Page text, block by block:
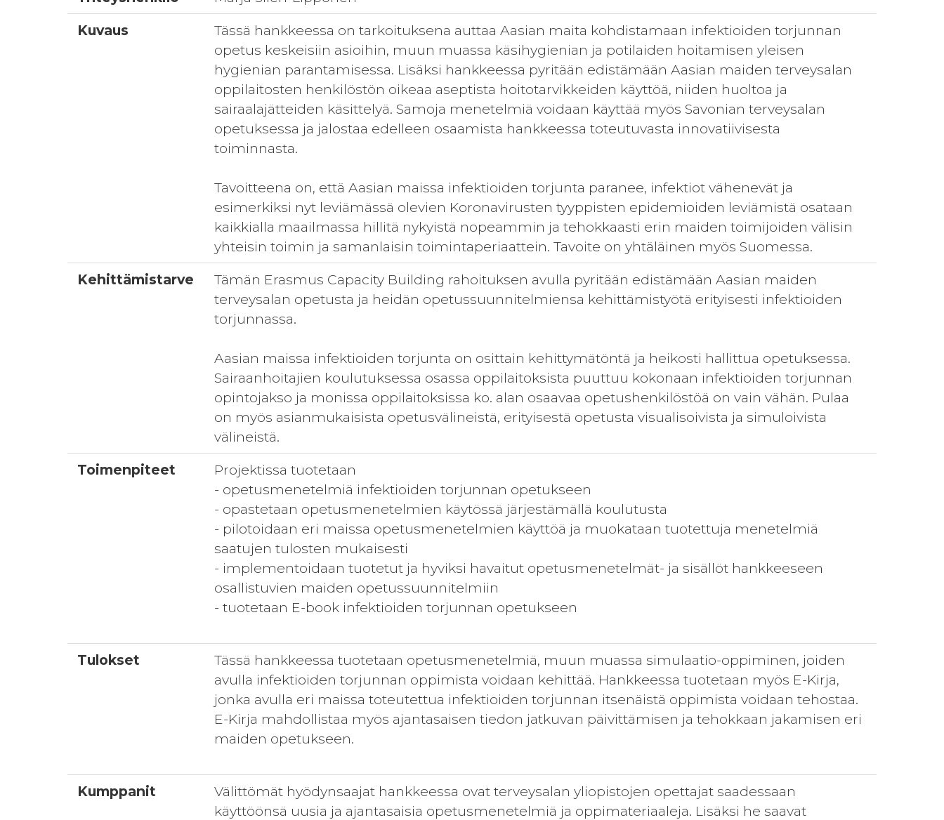
Kuvaus
Tässä hankkeessa on tarkoituksena auttaa Aasian maita kohdistamaan infektioiden torjunnan
opetus keskeisiin asioihin, muun muassa käsihygienian ja potilaiden hoitamisen yleisen
hygienian parantamisessa. Lisäksi hankkeessa pyritään edistämään Aasian maiden terveysalan
oppilaitosten henkilöstön oikeaa aseptista hoitotarvikkeiden käyttöä, niiden huoltoa ja
sairaalajätteiden käsittelyä. Samoja menetelmiä voidaan käyttää myös Savonian terveysalan
opetuksessa ja jalostaa edelleen osaamista hankkeessa toteutuvasta innovatiivisesta
toiminnasta.
Tavoitteena on, että Aasian maissa infektioiden torjunta paranee, infektiot vähenevät ja
esimerkiksi nyt leviämässä olevien Koronavirusten tyyppisten epidemioiden leviämistä osataan
kaikkialla maailmassa hillitä nykyistä nopeammin ja tehokkaasti erin maiden toimijoiden välisin
yhteisin toimin ja samanlaisin toimintaperiaattein. Tavoite on yhtäläinen myös Suomessa.
Kehittämistarve
Tämän Erasmus Capacity Building rahoituksen avulla pyritään edistämään Aasian maiden
terveysalan opetusta ja heidän opetussuunnitelmiensa kehittämistyötä erityisesti infektioiden
torjunnassa.
Aasian maissa infektioiden torjunta on osittain kehittymätöntä ja heikosti hallittua opetuksessa.
Sairaanhoitajien koulutuksessa osassa oppilaitoksista puuttuu kokonaan infektioiden torjunnan
opintojakso ja monissa oppilaitoksissa ko. alan osaavaa opetushenkilöstöä on vain vähän. Pulaa
on myös asianmukaisista opetusvälineistä, erityisestä opetusta visualisoivista ja simuloivista
välineistä.
Toimenpiteet
Projektissa tuotetaan
- opetusmenetelmiä infektioiden torjunnan opetukseen
- opastetaan opetusmenetelmien käytössä järjestämällä koulutusta
- pilotoidaan eri maissa opetusmenetelmien käyttöä ja muokataan tuotettuja menetelmiä
saatujen tulosten mukaisesti
- implementoidaan tuotetut ja hyviksi havaitut opetusmenetelmät- ja sisällöt hankkeeseen
osallistuvien maiden opetussuunnitelmiin
- tuotetaan E-book infektioiden torjunnan opetukseen
Tulokset
Tässä hankkeessa tuotetaan opetusmenetelmiä, muun muassa simulaatio-oppiminen, joiden
avulla infektioiden torjunnan oppimista voidaan kehittää. Hankkeessa tuotetaan myös E-Kirja,
jonka avulla eri maissa toteutettua infektioiden torjunnan itsenäistä oppimista voidaan tehostaa.
E-Kirja mahdollistaa myös ajantasaisen tiedon jatkuvan päivittämisen ja tehokkaan jakamisen eri
maiden opetukseen.
Kumppanit
Välittömät hyödynsaajat hankkeessa ovat terveysalan yliopistojen opettajat saadessaan
käyttöönsä uusia ja ajantasaisia opetusmenetelmiä ja oppimateriaaleja. Lisäksi he saavat